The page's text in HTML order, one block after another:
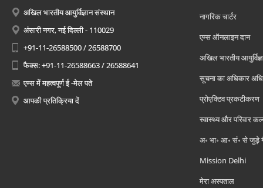
अखिल भारतीय आयुर्विज्ञान संस्थान
अंसारी नगर, नई दिल्ली - 110029
+91-11-26588500 / 26588700
फैक्स: +91-11-26588663 / 26588641
एम्स में महत्वपूर्ण ई -मेल पते
आपकी प्रतिक्रिया दें
नागरिक चार्टर
एम्स ऑनलाइन दान
अखिल भारतीय
सूचना का अधिकार
प्रोएक्टिव प्रकटीकरण
स्वास्थ्य और परिवार
अ॰ भा॰ आ॰ सं॰ से जुड़े
Mission Delhi
मेरा अस्पताल